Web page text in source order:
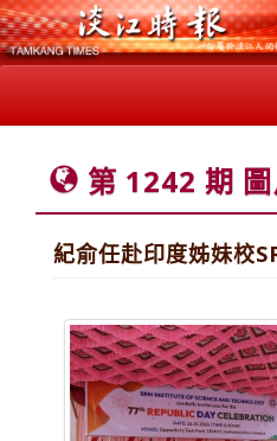
第 1242 期
紀俞任赴印度姊妹校